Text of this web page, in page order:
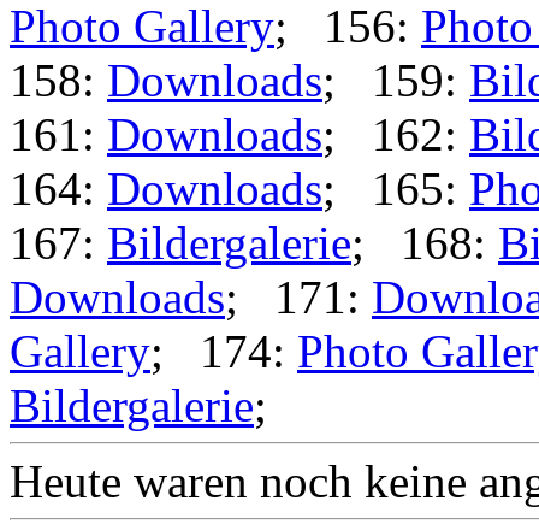
Photo Gallery; 156:
158: Downloads; 159:
161: Downloads; 162:
164: Downloads; 165:
167: Bildergalerie; 168:
Downloads; 171:
Gallery; 174: Photo
Bildergalerie;
Heute waren noch keine